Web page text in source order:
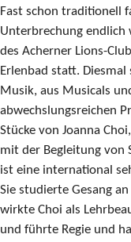
Fast schon traditionell
Unterbrechung endlich
des Acherner Lions-
Erlenbad statt. Diesmal
Musik, aus Musicals
abwechslungsreichen
Stücke von Joanna
mit der Begleitung von
ist eine international
Sie studierte Gesang
wirkte Choi als
und führte Regie und